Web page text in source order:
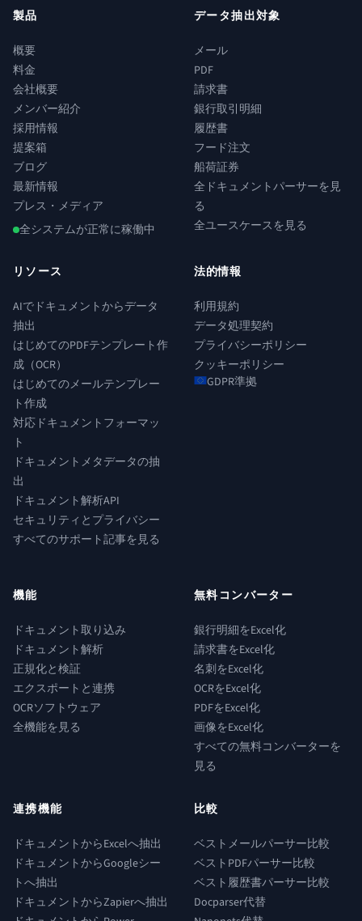
製品
概要
料金
会社概要
メンバー紹介
採用情報
提案箱
ブログ
最新情報
プレス・メディア
全システムが正常に稼働中
データ抽出対象
メール
PDF
請求書
銀行取引明細
履歴書
フード注文
船荷証券
全ドキュメントパーサーを見
る
全ユースケースを見る
リソース
AIでドキュメントからデータ
抽出
はじめてのPDFテンプレート作
成（OCR）
はじめてのメールテンプレー
ト作成
対応ドキュメントフォーマッ
ト
ドキュメントメタデータの抽
出
ドキュメント解析API
セキュリティとプライバシー
すべてのサポート記事を見る
法的情報
利用規約
データ処理契約
プライバシーポリシー
クッキーポリシー
GDPR準拠
機能
ドキュメント取り込み
ドキュメント解析
正規化と検証
エクスポートと連携
OCRソフトウェア
全機能を見る
無料コンバーター
銀行明細をExcel化
請求書をExcel化
名刺をExcel化
OCRをExcel化
PDFをExcel化
画像をExcel化
すべての無料コンバーターを
見る
連携機能
ドキュメントからExcelへ抽出
ドキュメントからGoogleシー
トへ抽出
ドキュメントからZapierへ抽出
比較
ベストメールパーサー比較
ベストPDFパーサー比較
ベスト履歴書パーサー比較
Docparser代替